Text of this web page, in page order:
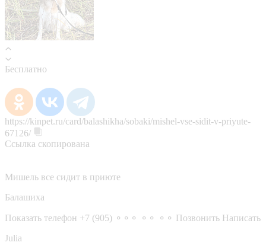
Бесплатно
https://kinpet.ru/card/balashikha/sobaki/mishel-vse-sidit-v-priyute-
67126/
Ссылка скопирована
Мишель все сидит в приюте
Балашиха
Показать телефон +7 (905) ⚬⚬⚬ ⚬⚬ ⚬⚬ Позвонить Написать
Julia